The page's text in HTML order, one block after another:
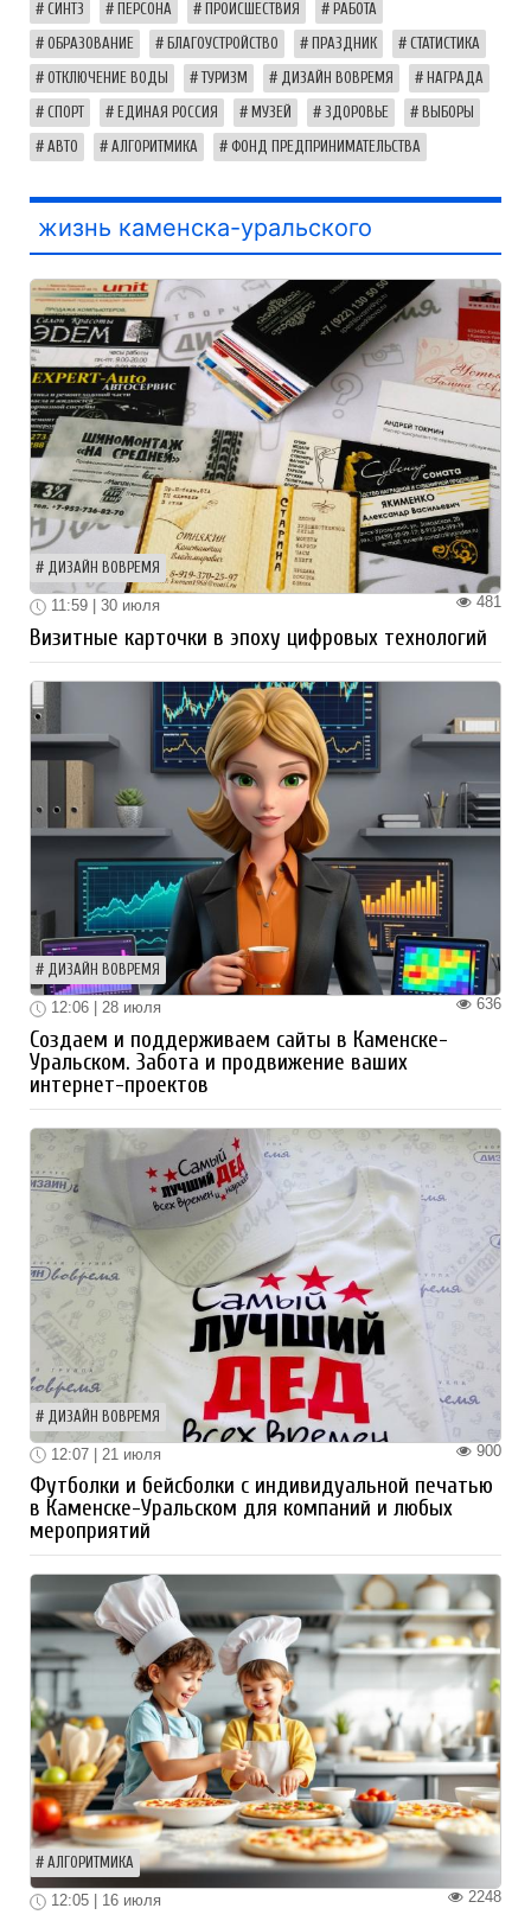
СИНТЗ ПЕРСОНА ПРОИСШЕСТВИЯ РАБОТА
ОБРАЗОВАНИЕ БЛАГОУСТРОЙСТВО ПРАЗДНИК СТАТИСТИКА
ОТКЛЮЧЕНИЕ ВОДЫ ТУРИЗМ ДИЗАЙН ВОВРЕМЯ НАГРАДА
СПОРТ ЕДИНАЯ РОССИЯ МУЗЕЙ ЗДОРОВЬЕ ВЫБОРЫ
АВТО АЛГОРИТМИКА ФОНД ПРЕДПРИНИМАТЕЛЬСТВА
жизнь каменска-уральского
ДИЗАЙН ВОВРЕМЯ
481
11:59 | 30 июля
Визитные карточки в эпоху цифровых технологий
ДИЗАЙН ВОВРЕМЯ
636
12:06 | 28 июля
Создаем и поддерживаем сайты в Каменске-
Уральском. Забота и продвижение ваших
интернет-проектов
ДИЗАЙН ВОВРЕМЯ
900
12:07 | 21 июля
Футболки и бейсболки с индивидуальной печатью
в Каменске-Уральском для компаний и любых
мероприятий
АЛГОРИТМИКА
2248
12:05 | 16 июля